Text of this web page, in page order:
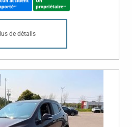
de détails